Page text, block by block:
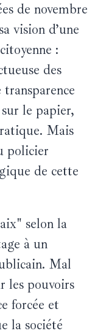
de novembre
vision d’une
:
des
le papier,
Mais
policier
de cette
selon la
à un
Mal
les pouvoirs
forcée et
la société